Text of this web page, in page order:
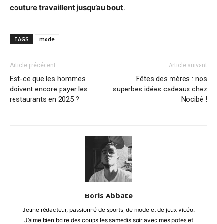
couture travaillent jusqu’au bout.
TAGS mode
Article précédent
Est-ce que les hommes
doivent encore payer les
restaurants en 2025 ?
Article suivant
Fêtes des mères : nos
superbes idées cadeaux chez
Nocibé !
Boris Abbate
Jeune rédacteur, passionné de sports, de mode et de jeux vidéo.
J’aime bien boire des coups les samedis soir avec mes potes et